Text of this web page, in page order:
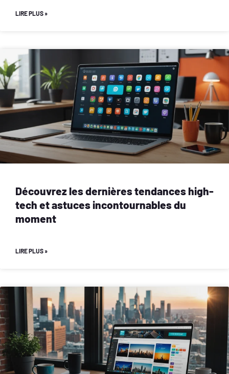
LIRE PLUS »
Découvrez les dernières tendances high-
tech et astuces incontournables du
moment
LIRE PLUS »